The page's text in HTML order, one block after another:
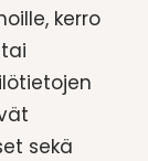
kerro
sekä